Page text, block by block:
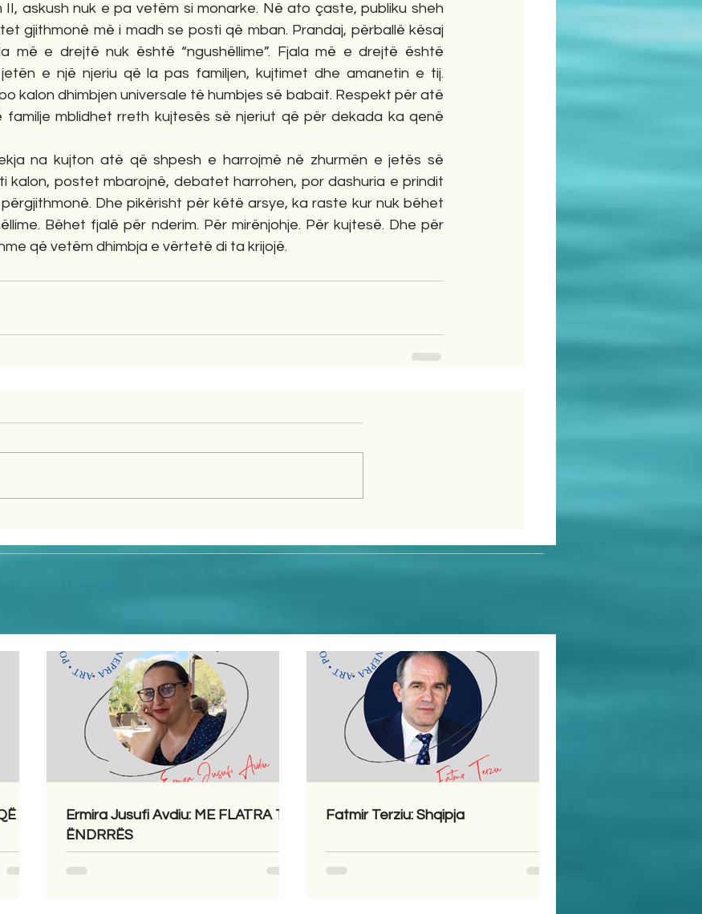
II, askush nuk e pa vetëm si monarke. Në ato çaste, publiku sheh
gjithmonë më i madh se posti që mban. Prandaj, përballë kësaj
më e drejtë nuk është “ngushëllime”. Fjala më e drejtë është
e një njeriu që la pas familjen, kujtimet dhe amanetin e tij.
kalon dhimbjen universale të humbjes së babait. Respekt për atë
mblidhet rreth kujtesës së njeriut që për dekada ka qenë
na kujton atë që shpesh e harrojmë në zhurmën e jetës së
kalon, postet mbarojnë, debatet harrohen, por dashuria e prindit
Dhe pikërisht për këtë arsye, ka raste kur nuk bëhet
Bëhet fjalë për nderim. Për mirënjohje. Për kujtesë. Dhe për
që vetëm dhimbja e vërtetë di ta krijojë.
Ermira Jusufi Avdiu: ME FLATRA TË
ËNDRRËS
Fatmir Terziu: Shqipja